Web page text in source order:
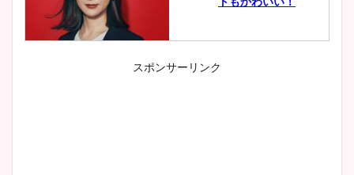
小室瑛莉子のカップ画像まと
スポンサーリンク